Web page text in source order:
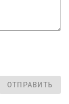
ОТПРАВИТЬ